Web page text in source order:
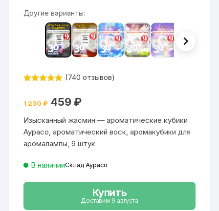
Другие варианты:
на основе
пользовате
лей
(740 отзывов)
1 230₽ Первоначальная
цена
1
230 ₽.
459 ₽Текущая
Изысканный жасмин — ароматические кубики
Аурасо, ароматический воск, аромакубики для
аромалампы, 9 штук
В наличииСклад Аурасо
Купить
Доставим 9 августа